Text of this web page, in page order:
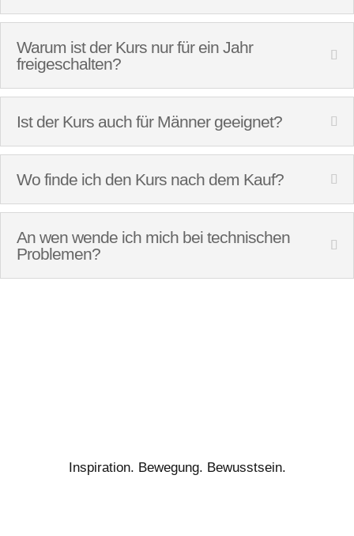
Warum ist der Kurs nur für ein Jahr
freigeschalten?
Ist der Kurs auch für Männer geeignet?
Wo finde ich den Kurs nach dem Kauf?
An wen wende ich mich bei technischen
Problemen?
Inspiration. Bewegung. Bewusstsein.